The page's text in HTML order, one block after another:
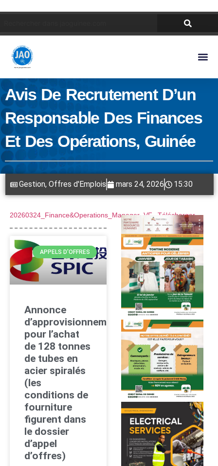
Avis De Recrutement D’un
Responsable Des Finances
Et Des Opérations, Guinée
Gestion, Offres d'Emplois mars 24, 2026 15:30
20260324_Finance&Operations_Manager_VF Télécharger
APPELS D'OFFRES
Annonce
d’approvisionnement
pour l’achat
de 128 tonnes
de tubes en
acier spiralés
(les
conditions de
fourniture
figurent dans
le dossier
d’appel
d’offres)